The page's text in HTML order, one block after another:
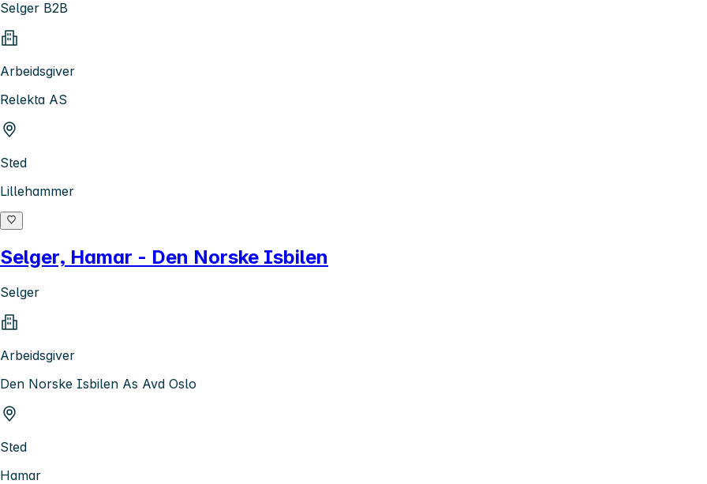
Selger B2B
Arbeidsgiver
Relekta AS
Sted
Lillehammer
Selger, Hamar - Den Norske Isbilen
Selger
Arbeidsgiver
Den Norske Isbilen As Avd Oslo
Sted
Hamar